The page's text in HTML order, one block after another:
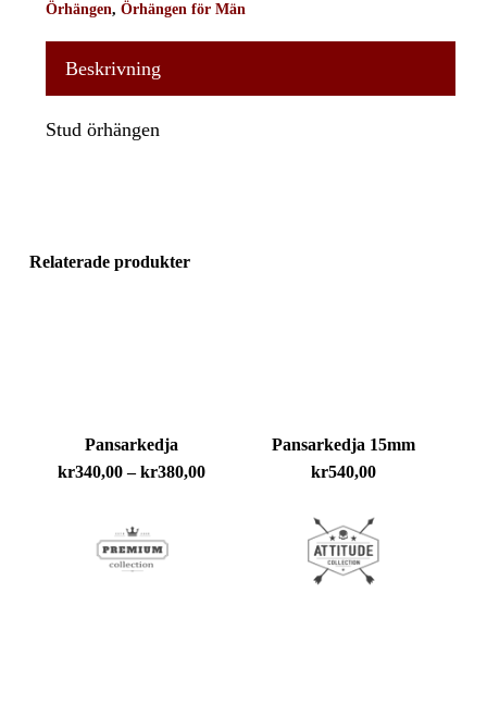
Inga produkter i varukorgen.
Örhängen, Örhängen för Män
Beskrivning
Stud örhängen
Relaterade produkter
Pansarkedja
kr340,00 – kr380,00Prisintervall:
Pansarkedja 15mm
kr540,00